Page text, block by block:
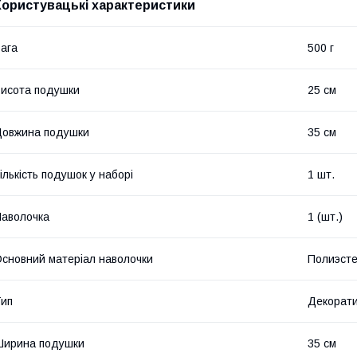
характеристики
500 г
подушки 25 см
подушки 35 см
подушок у наборі 1 шт.
1 (шт.)
матеріал наволочки
подушки 35 см